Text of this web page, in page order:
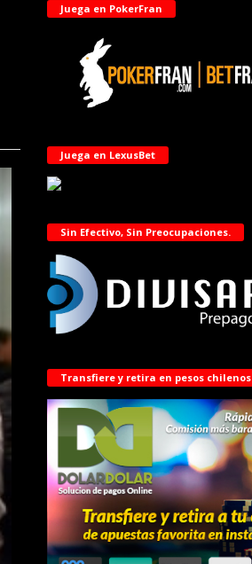
Juega en PokerFran
Juega en LexusBet
Sin Efectivo, Sin Preocupaciones.
Transfiere y retira en pesos chilenos